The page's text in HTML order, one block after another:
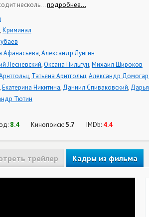
несколь…подробнее…
,Криминал
Афанасьева,Александр Лунгин
Лесневский,Оксана Пильгун,Михаил Широков
, Татьяна Арнтгольц,Александр
,Екатерина Никитина, Даниил Спиваковский,
Тютин
8.4 Кинопоиск: 5.7 IMDb: 4.4
трейлер Кадры из фильма